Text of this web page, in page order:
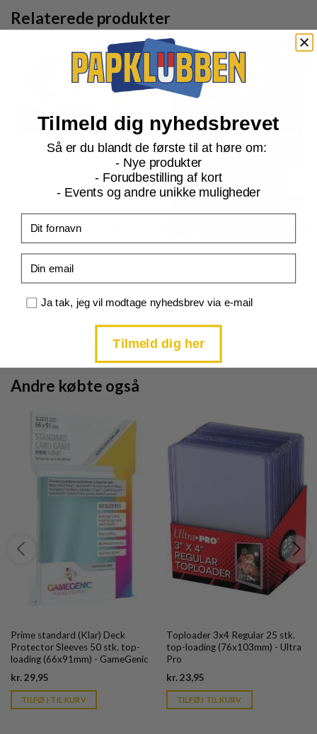
Relaterede produkter
ME03 Perfect Order
Doublade - 057/088
3,00Current
ME03 Perfect Order
kr.8,00Current
is:
Andre købte også
Prime standard (Klar) Deck
Protector Sleeves 50 stk. top-
loading (66x91mm) - GameGenic
kr.29,95
is:
kr. 39,95.
TILFØJ TIL KURV
Toploader 3x4 Regular 25 stk.
top-loading (76x103mm) - Ultra
Pro
kr.23,95Current
is:
kr. 39,95.
TILFØJ TIL KURV
Tilmeld dig nyhedsbrevet
Så er du blandt de første til at høre om:
- Nye produkter
- Forudbestilling af kort
- Events og andre unikke muligheder
Samtykke
Ja tak, jeg vil modtage nyhedsbrev via e-mail
Tilmeld dig her